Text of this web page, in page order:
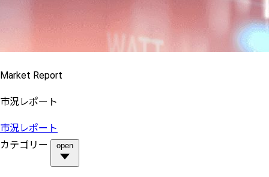
Market Report
市況レポート
市況レポート
カテゴリー
open